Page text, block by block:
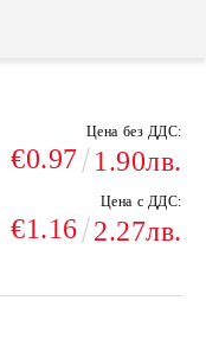
Цена без ДДС:
€0.97 1.90лв.
Цена с ДДС:
€1.16 2.27лв.